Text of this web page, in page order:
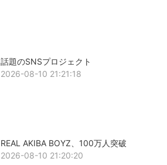
話題のSNSプロジェクト
2026-08-10 21:21:18
REAL AKIBA BOYZ、100万人突破
2026-08-10 21:20:20